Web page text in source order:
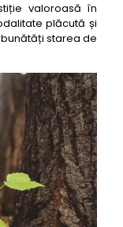
valoroasă în
plăcută și
starea de